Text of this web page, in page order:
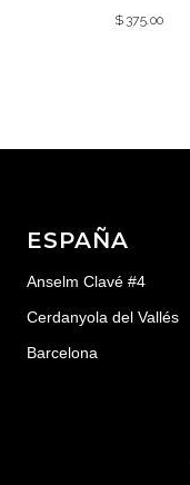
$ 375.00
ESPAÑA
Anselm Clavé #4
Cerdanyola del Vallés
Barcelona